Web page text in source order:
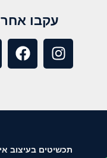
עקבו
תכשיטים בעיצוב